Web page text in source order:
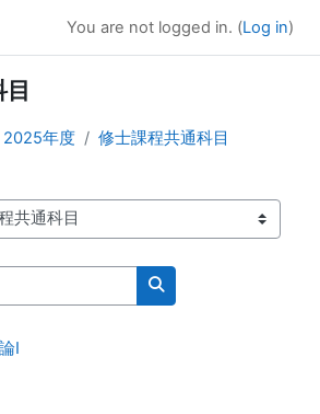
You are not logged in. (Log in)
2025年度 修士課程共通科目
Search courses
I